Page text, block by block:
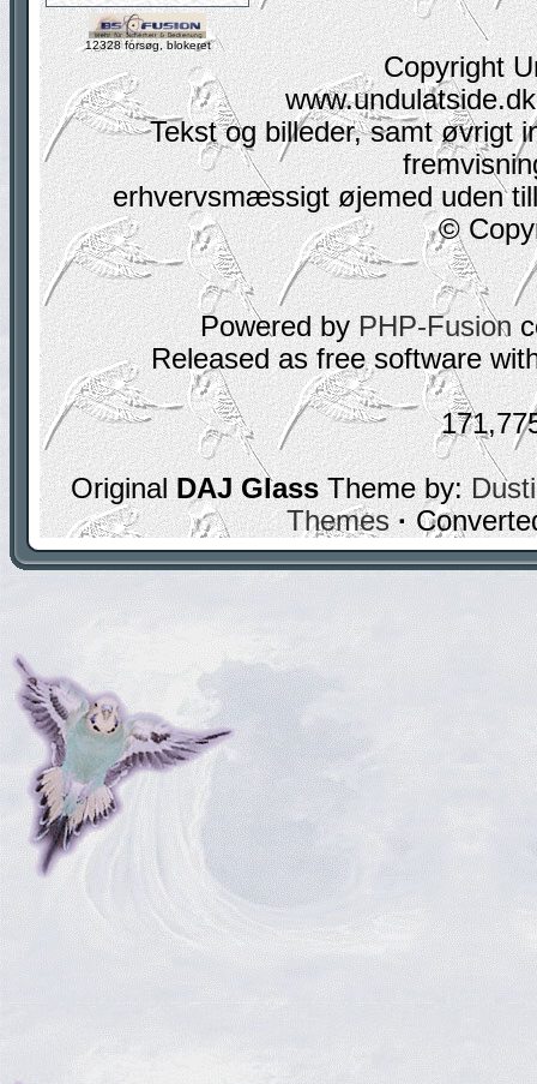
12328 forsøg, blokeret
Copyright
Tekst og billeder, samt øvrigt
erhvervsmæssigt øjemed uden
©
Powered byPHP-Fusion
Released as free software
OriginalDAJ GlassTheme by:
Themes ·